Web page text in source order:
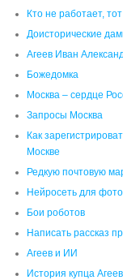
Кто не работает,
Доисторические
Агеев Иван
Божедомка
Москва – сердце
Запросы Москва
Как
Москве
Редкую почтовую
Нейросеть для
Бои роботов
Написать рассказ
Агеев и ИИ
История купца